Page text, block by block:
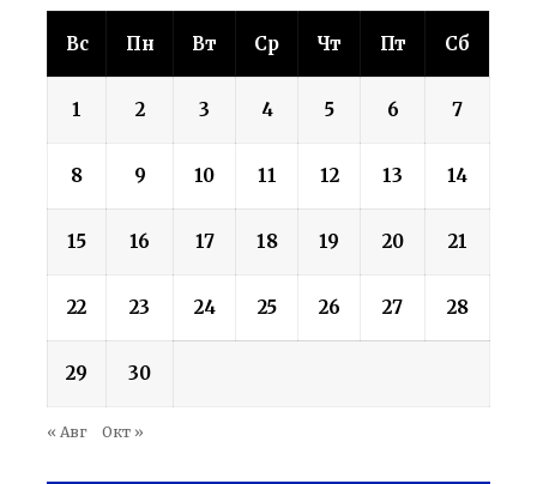
Вс Пн Вт Ср Чт Пт Сб
1 2 3 4 5 6 7
8 9 10 11 12 13 14
15 16 17 18 19 20 21
22 23 24 25 26 27 28
29 30
« Авг Окт »